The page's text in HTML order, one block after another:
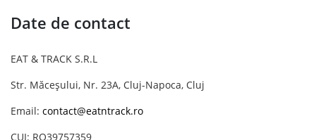
Date de contact
EAT & TRACK S.R.L
Str. Măceșului, Nr. 23A, Cluj-Napoca, Cluj
Email: contact@eatntrack.ro
CUI: RO39757359